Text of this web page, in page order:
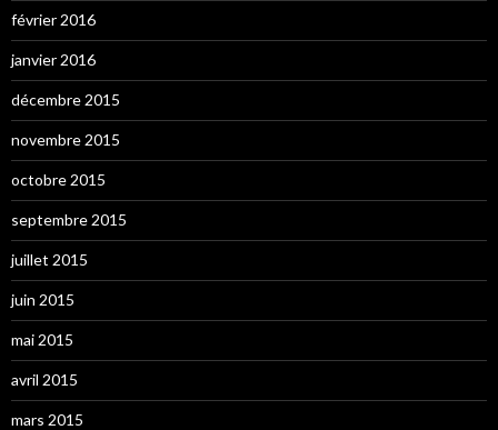
février 2016
janvier 2016
décembre 2015
novembre 2015
octobre 2015
septembre 2015
juillet 2015
juin 2015
mai 2015
avril 2015
mars 2015